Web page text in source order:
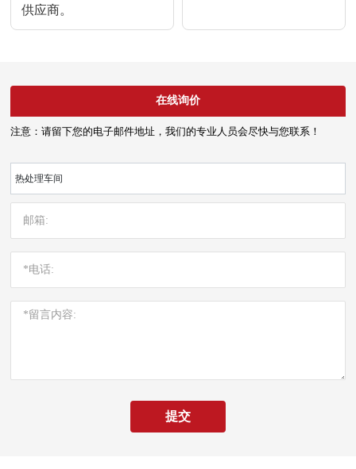
供应商。
在线询价
注意：请留下您的电子邮件地址，我们的专业人员会尽快与您联系！
热处理车间
提交